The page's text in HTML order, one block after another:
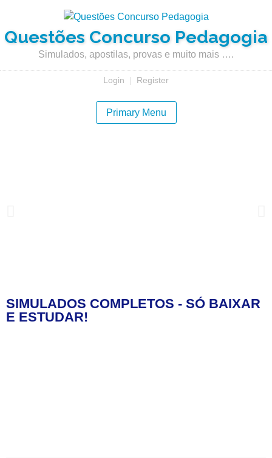
Questões Concurso Pedagogia
Simulados, apostilas, provas e muito mais ….
Login | Register
Primary Menu
MELHOR ESTRATÉGIA DE
SIMULADOS COMPLETOS - SÓ BAIXAR
E ESTUDAR!